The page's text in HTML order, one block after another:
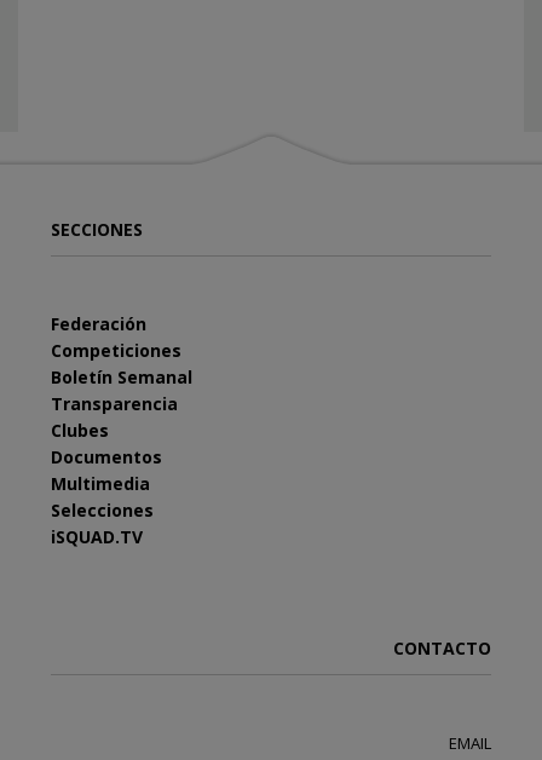
SECCIONES
Federación
Competiciones
Boletín Semanal
Transparencia
Clubes
Documentos
Multimedia
Selecciones
iSQUAD.TV
CONTACTO
EMAIL